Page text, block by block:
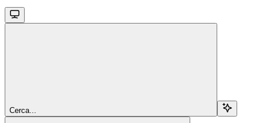
Cerca...